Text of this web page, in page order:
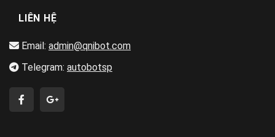
LIÊN HỆ
Email: admin@qnibot.com
Telegram: autobotsp